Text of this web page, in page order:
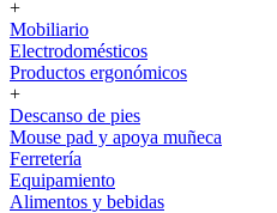
+
Mobiliario
Electrodomésticos
Productos ergonómicos
+
Descanso de pies
Mouse pad y apoya muñeca
Ferretería
Equipamiento
Alimentos y bebidas